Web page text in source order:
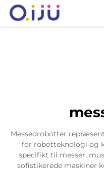
Anvendelse
Messedrobotter
for robotteknologi og
specifikt til messer,
sofistikerede maskiner